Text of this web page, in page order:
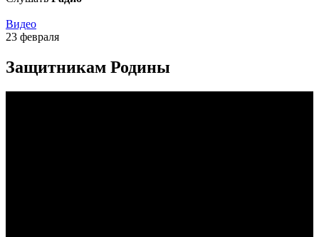
Видео
23 февраля
Защитникам Родины